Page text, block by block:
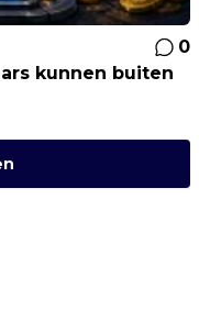
0
kunnen buiten